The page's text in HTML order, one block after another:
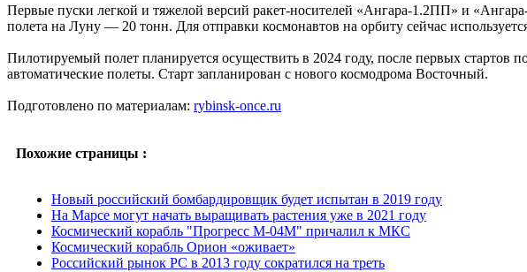
Первые пуски легкой и тяжелой версий ракет-носителей «Ангара-1.2ПП» и
полета на Луну — 20 тонн. Для отправки космонавтов на орбиту сейчас
Пилотируемый полет планируется осуществить в 2024 году, после первых стартов
автоматические полеты. Старт запланирован с нового космодрома Восточный.
Подготовлено по материалам: rybinsk-once.ru
Похожие страницы :
Новый российский бомбардировщик будет испытан в 2019 году
На Марсе могут начать выращивать растения уже в 2021 году
Космический корабль "Прогресс М-04М" причалил к МКС
Космический корабль Орион «оживает»
Российский рынок PC в 2013 году сократился на треть